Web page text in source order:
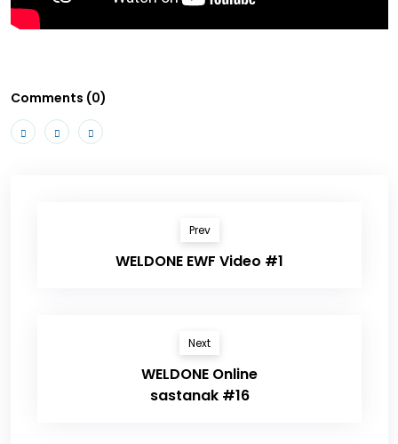
Comments (0)
Prev
WELDONE EWF Video #1
Next
WELDONE Online
sastanak #16